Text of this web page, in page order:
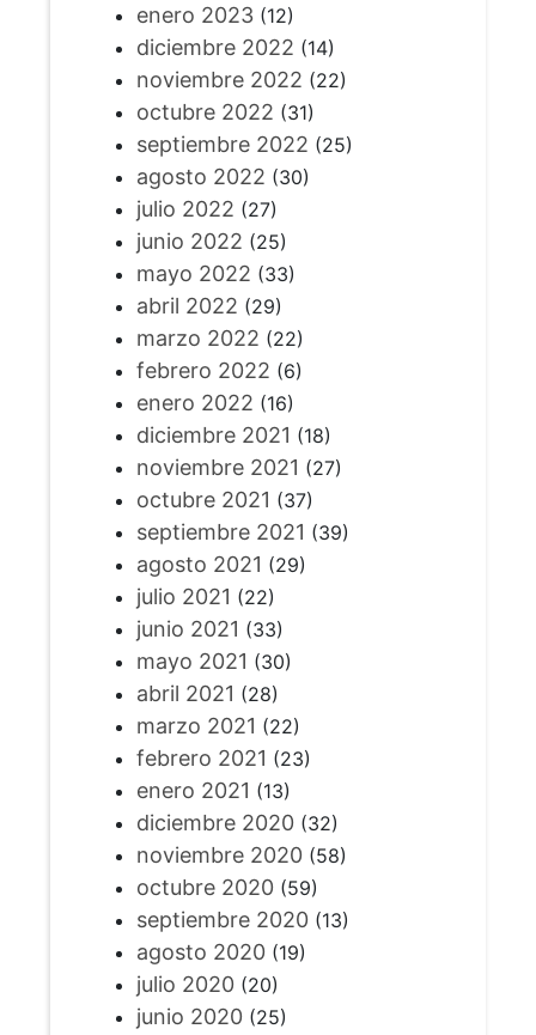
enero 2023(12)
diciembre 2022 (14)
noviembre 2022 (22)
octubre 2022 (31)
septiembre 2022 (25)
agosto 2022 (30)
julio 2022 (27)
junio 2022 (25)
mayo 2022 (33)
abril 2022 (29)
marzo 2022 (22)
febrero 2022 (6)
enero 2022 (16)
diciembre 2021 (18)
noviembre 2021 (27)
octubre 2021 (37)
septiembre 2021 (39)
agosto 2021 (29)
julio 2021 (22)
junio 2021 (33)
mayo 2021 (30)
abril 2021 (28)
marzo 2021 (22)
febrero 2021 (23)
enero 2021 (13)
diciembre 2020(32)
noviembre 2020(58)
octubre 2020(59)
septiembre 2020(13)
agosto 2020(19)
julio 2020(20)
junio 2020(25)